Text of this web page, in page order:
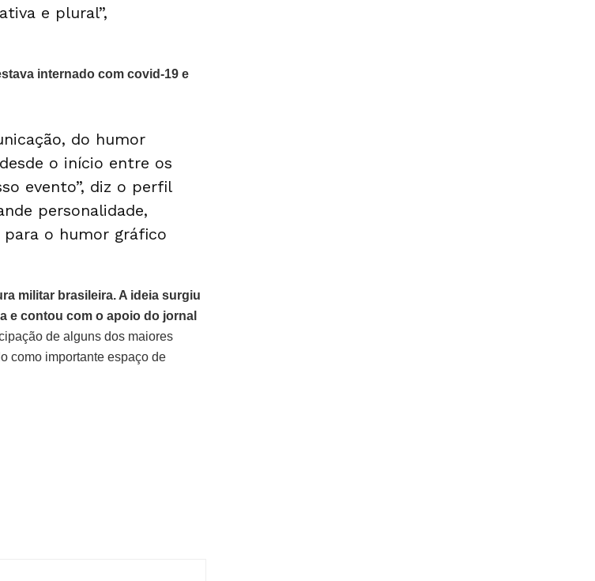
e plural”,
internado com covid-19 e
do humor
o início entre os
evento”, diz o perfil
personalidade,
o humor gráfico
militar brasileira. A ideia surgiu
e contou com o apoio do jornal
de alguns dos maiores
como importante espaço de